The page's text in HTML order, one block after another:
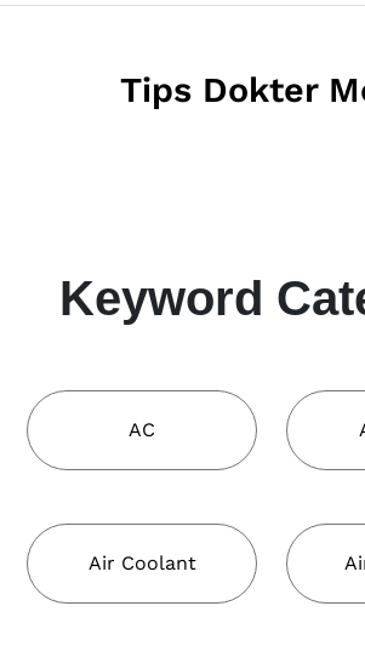
Tips Dokter
Keyword
AC
Air Coolant